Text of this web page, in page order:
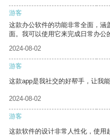
游客
这款办公软件的功能非常全面，涵
面。我可以使用它来完成日常办公
2024-08-02
游客
这款app是我社交的好帮手，让我
2024-08-02
游客
这款软件的设计非常人性化，使用